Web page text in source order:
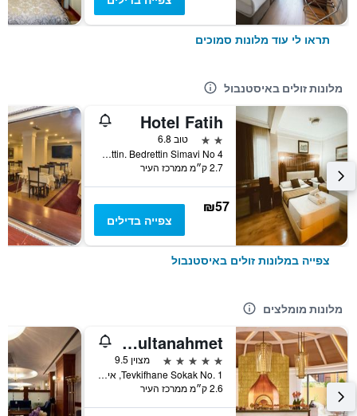
תראו לי עוד מלונות סמוכים
מלונות זולים באיסטנבול
Hotel Fatih
2 כוכבים
טוב 6.8
Aksemsettin. Bedrettin Simavi No 4, איסטנבול, טורקיה
2.7 ק״מ ממרכז העיר
₪57
צפייה בדילים
צפייה במלונות זולים באיסטנבול
מלונות מומלצים
Four Seasons Hotel Istanbul at Sultanahmet
5 כוכבים
מצוין 9.5
Tevkifhane Sokak No. 1, איסטנבול, טורקיה
2.6 ק״מ ממרכז העיר